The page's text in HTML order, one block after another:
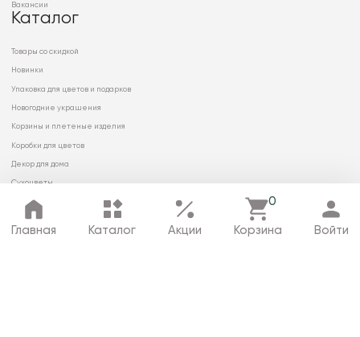
Главная Каталог Акции
0
Корзина Войти
Вакансии
Каталог
Товары со скидкой
Новинки
Упаковка для цветов и подарков
Новогодние украшения
Корзины и плетеные изделия
Коробки для цветов
Декор для дома
Сухоцветы
© 2026 ООО «МИРРЭЙ»